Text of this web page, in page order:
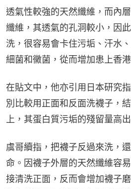
透氣性較強的天然纖維，而內
纖維，其透氣的孔洞較小，因
洗，很容易會卡住污垢、汗水
細菌和黴菌，從而增加患上香
在貼文中，他亦引用日本研究
別比較用正面和反面洗襪子，
上，其蛋白質污垢的殘留量高
虞哥續指，把襪子反過來洗，
命。因襪子外層的天然纖維容
接清洗正面，反而會增加襪子